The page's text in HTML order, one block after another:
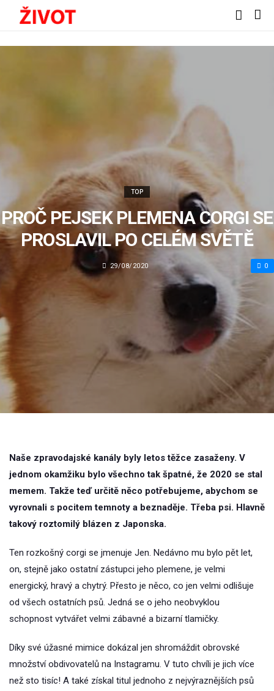
TOP
PROČ PEJSEK PLEMENA CORGI SE
PROSLAVIL PO CELÉM SVĚTĚ
29/08/2020 0
Naše zpravodajské kanály byly letos těžce zasaženy. V
jednom okamžiku bylo všechno tak špatné, že 2020 se stal
memem. Takže teď určitě něco potřebujeme, abychom se
vyrovnali s pocitem temnoty a beznaděje. Třeba psi. Hlavně
takový roztomilý blázen z Japonska.
Ten rozkošný corgi se jmenuje Jen. Nedávno mu bylo pět let,
on, stejně jako ostatní zástupci jeho plemene, je velmi
energický, hravý a chytrý. Přesto je něco, co jen velmi odlišuje
od všech ostatních psů. Jedná se o jeho neobvyklou
schopnost vytvářet velmi zábavné a bizarní tlamičky.
Díky své úžasné mimice dokázal jen shromáždit obrovské
množství obdivovatelů na Instagramu. V tuto chvíli je jich více
než sto tisíc! A také získal titul jednoho z nejvýraznějších psů